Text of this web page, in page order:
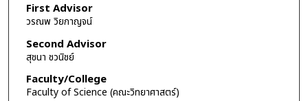
First Advisor
วรณพ วิยกาญจน์
Second Advisor
สุชนา ชวนิชย์
Faculty/College
Faculty of Science (คณะวิทยาศาสตร์)